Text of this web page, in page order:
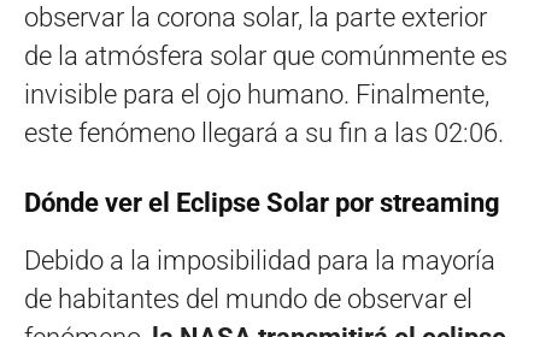
observar la corona solar, la parte exterior
de la atmósfera solar que comúnmente es
invisible para el ojo humano. Finalmente,
este fenómeno llegará a su fin a las 02:06.
Dónde ver el Eclipse Solar por streaming
Debido a la imposibilidad para la mayoría
de habitantes del mundo de observar el